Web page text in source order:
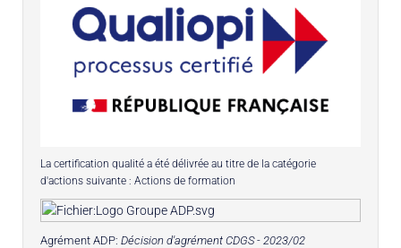
La certification qualité a été délivrée au titre de la catégorie
d'actions suivante : Actions de formation
Agrément ADP: Décision d'agrément CDGS - 2023/02